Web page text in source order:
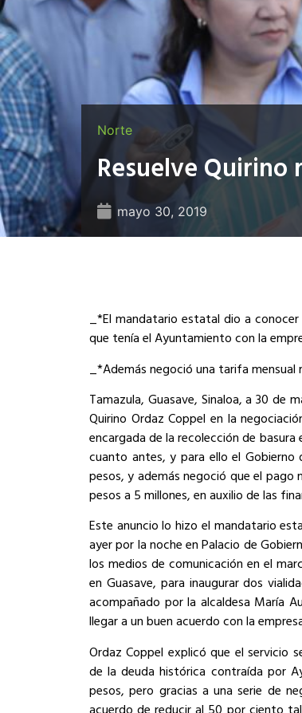
Norte
Resuelve Quirino
mayo 30, 2019
_*El mandatario estatal dio a
que tenía el Ayuntamiento con la
_*Además negoció una tarifa mensual
Tamazula, Guasave, Sinaloa, a 30 de
Quirino Ordaz Coppel en la
encargada de la recolección de basura
cuanto antes, y para ello el
pesos, y además negoció que el pago
pesos a 5 millones, en auxilio de las
Este anuncio lo hizo el mandatario
ayer por la noche en Palacio de
los medios de comunicación en el
en Guasave, para inaugurar dos
acompañado por la alcaldesa María
llegar a un buen acuerdo con la
Ordaz Coppel explicó que el servicio
de la deuda histórica contraída por
pesos, pero gracias a una serie de
acuerdo de reducir al 50 por ciento